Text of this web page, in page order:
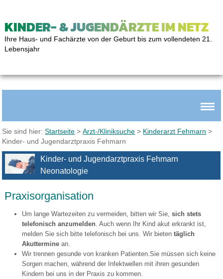
KINDER- & JUGENDÄRZTE IM NETZ
Ihre Haus- und Fachärzte von der Geburt bis zum vollendeten 21.
Lebensjahr
Sie sind hier:Startseite >Arzt-/Kliniksuche > Kinderarzt Fehmarn >
Kinder- und Jugendarztpraxis Fehmarn
Kinder- und Jugendarztpraxis Fehmarn
Neonatologie
Praxisorganisation
Um lange Wartezeiten zu vermeiden, bitten wir Sie, sich stets
telefonisch anzumelden. Auch wenn Ihr Kind akut erkrankt ist,
melden Sie sich bitte telefonisch bei uns. Wir bieten täglich
Akutterminean.
Wir trennen gesunde von kranken Patienten.Sie müssen sich keine
Sorgen machen, während der Infektwellen mit ihren gesunden
Kindern bei uns in der Praxis zu kommen.